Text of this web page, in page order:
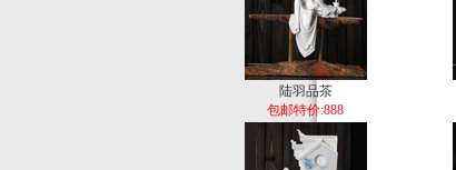
陆羽品茶
包邮特价:888